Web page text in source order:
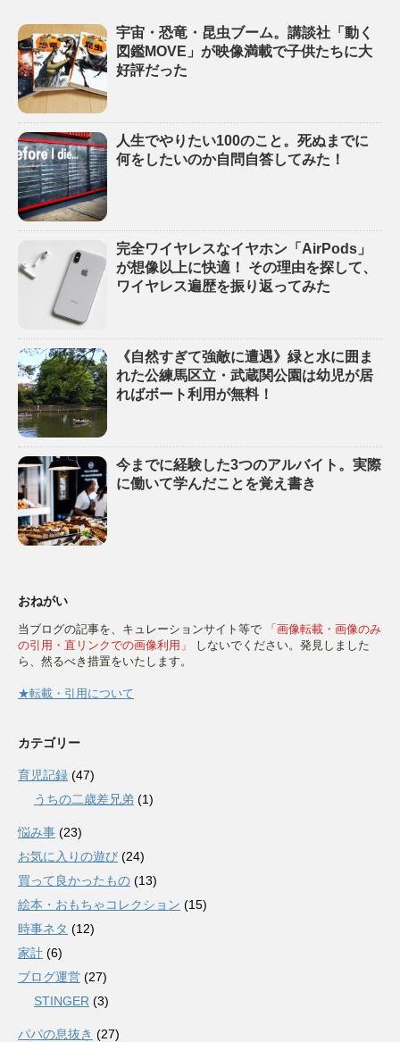
宇宙・恐竜・昆虫ブーム。講談社「動く
図鑑MOVE」が映像満載で子供たちに大
好評だった
人生でやりたい100のこと。死ぬまでに
何をしたいのか自問自答してみた！
完全ワイヤレスなイヤホン「AirPods」
が想像以上に快適！ その理由を探して、
ワイヤレス遍歴を振り返ってみた
《自然すぎて強敵に遭遇》緑と水に囲ま
れた公練馬区立・武蔵関公園は幼児が居
ればボート利用が無料！
今までに経験した3つのアルバイト。実際
に働いて学んだことを覚え書き
おねがい
当ブログの記事を、キュレーションサイト等で
「画像転載・画像のみ
の引用・直リンクでの画像利用」
しないでください。発見しました
ら、然るべき措置をいたします。
★転載・引用について
カテゴリー
育児記録 (47)
うちの二歳差兄弟 (1)
悩み事 (23)
お気に入りの遊び (24)
買って良かったもの (13)
絵本・おもちゃコレクション (15)
時事ネタ (12)
家計 (6)
ブログ運営 (27)
STINGER (3)
パパの息抜き (27)